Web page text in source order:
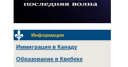
Информация
Иммиграция в Канаду
Образование в Квебеке